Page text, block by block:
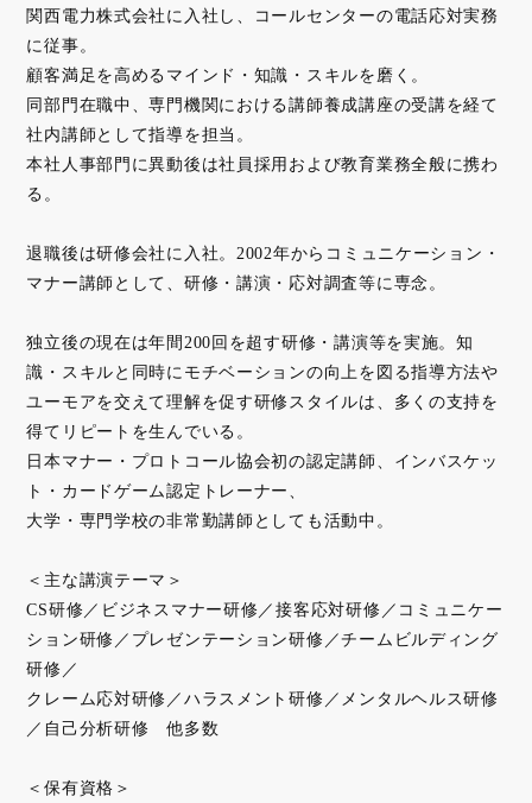
関西電力株式会社に入社し、コールセンターの電話応対実務
に従事。
顧客満足を高めるマインド・知識・スキルを磨く。
同部門在職中、専門機関における講師養成講座の受講を経て
社内講師として指導を担当。
本社人事部門に異動後は社員採用および教育業務全般に携わ
る。
退職後は研修会社に入社。2002年からコミュニケーション・
マナー講師として、研修・講演・応対調査等に専念。
独立後の現在は年間200回を超す研修・講演等を実施。知
識・スキルと同時にモチベーションの向上を図る指導方法や
ユーモアを交えて理解を促す研修スタイルは、多くの支持を
得てリピートを生んでいる。
日本マナー・プロトコール協会初の認定講師、インバスケッ
ト・カードゲーム認定トレーナー、
大学・専門学校の非常勤講師としても活動中。
＜主な講演テーマ＞
CS研修／ビジネスマナー研修／接客応対研修／コミュニケー
ション研修／プレゼンテーション研修／チームビルディング
研修／
クレーム応対研修／ハラスメント研修／メンタルヘルス研修
／自己分析研修 他多数
＜保有資格＞